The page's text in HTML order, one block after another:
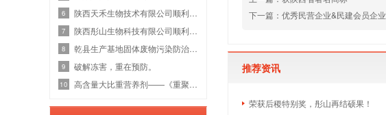
下一篇： 优秀民营企业&民建会员企业
推荐资讯
荣获后稷特别奖，彤山再结硕果！
6
7
8
9 破解冻害，重在预防。
10